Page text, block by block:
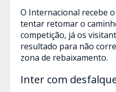
O Internacional recebe
tentar retomar o
competição, já os
resultado para não
zona de rebaixamento.
Inter com